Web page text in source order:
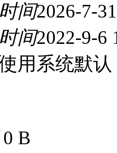
间2026-7-
间2022-9-6
用系统默认
B